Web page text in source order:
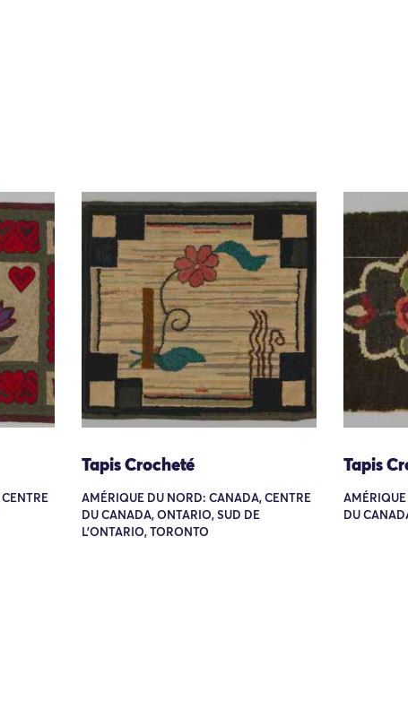
Tapis Crocheté
AMÉRIQUE DU NORD: CANADA, CENTRE
DU CANADA, ONTARIO, SUD DE
L'ONTARIO, TORONTO
Tapis
DU